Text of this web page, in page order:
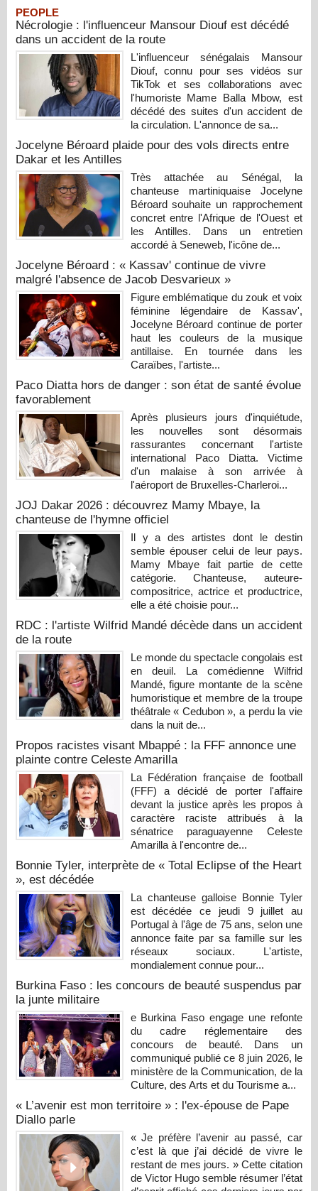
PEOPLE
Nécrologie : l'influenceur Mansour Diouf est décédé
dans un accident de la route
L'influenceur sénégalais Mansour
Diouf, connu pour ses vidéos sur
TikTok et ses collaborations avec
l'humoriste Mame Balla Mbow, est
décédé des suites d'un accident de
la circulation. L'annonce de sa...
Jocelyne Béroard plaide pour des vols directs entre
Dakar et les Antilles
Très attachée au Sénégal, la
chanteuse martiniquaise Jocelyne
Béroard souhaite un rapprochement
concret entre l'Afrique de l'Ouest et
les Antilles. Dans un entretien
accordé à Seneweb, l'icône de...
Jocelyne Béroard : « Kassav' continue de vivre
malgré l'absence de Jacob Desvarieux »
Figure emblématique du zouk et voix
féminine légendaire de Kassav',
Jocelyne Béroard continue de porter
haut les couleurs de la musique
antillaise. En tournée dans les
Caraïbes, l'artiste...
Paco Diatta hors de danger : son état de santé évolue
favorablement
Après plusieurs jours d'inquiétude,
les nouvelles sont désormais
rassurantes concernant l'artiste
international Paco Diatta. Victime
d'un malaise à son arrivée à
l'aéroport de Bruxelles-Charleroi...
JOJ Dakar 2026 : découvrez Mamy Mbaye, la
chanteuse de l'hymne officiel
Il y a des artistes dont le destin
semble épouser celui de leur pays.
Mamy Mbaye fait partie de cette
catégorie. Chanteuse, auteure-
compositrice, actrice et productrice,
elle a été choisie pour...
RDC : l'artiste Wilfrid Mandé décède dans un accident
de la route
Le monde du spectacle congolais est
en deuil. La comédienne Wilfrid
Mandé, figure montante de la scène
humoristique et membre de la troupe
théâtrale « Cedubon », a perdu la vie
dans la nuit de...
Propos racistes visant Mbappé : la FFF annonce une
plainte contre Celeste Amarilla
La Fédération française de football
(FFF) a décidé de porter l'affaire
devant la justice après les propos à
caractère raciste attribués à la
sénatrice paraguayenne Celeste
Amarilla à l'encontre de...
Bonnie Tyler, interprète de « Total Eclipse of the Heart
», est décédée
La chanteuse galloise Bonnie Tyler
est décédée ce jeudi 9 juillet au
Portugal à l'âge de 75 ans, selon une
annonce faite par sa famille sur les
réseaux sociaux. L'artiste,
mondialement connue pour...
Burkina Faso : les concours de beauté suspendus par
la junte militaire
e Burkina Faso engage une refonte
du cadre réglementaire des
concours de beauté. Dans un
communiqué publié ce 8 juin 2026, le
ministère de la Communication, de la
Culture, des Arts et du Tourisme a...
« L’avenir est mon territoire » : l'ex-épouse de Pape
Diallo parle
« Je préfère l’avenir au passé, car
c’est là que j’ai décidé de vivre le
restant de mes jours. » Cette citation
de Victor Hugo semble résumer l’état